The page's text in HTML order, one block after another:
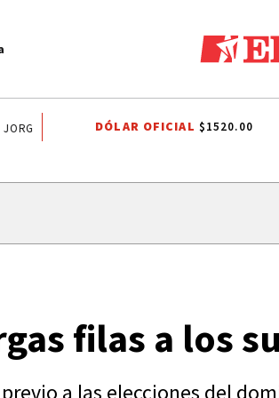
TENDENCIA GOBIERNO NACIONAL JORGE
DÓLAR OFICIAL $1520.00
filas a los
a las elecciones del